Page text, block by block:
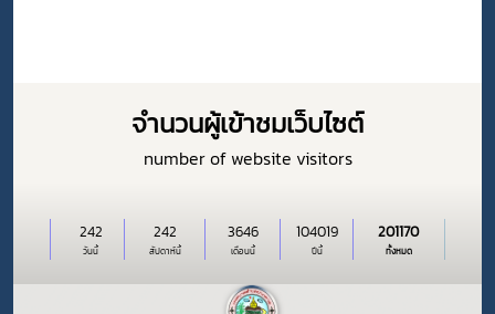
จำนวนผู้เข้าชมเว็บไซต์
number of website visitors
วันนี้
242
สัปดาห์นี้
242
เดือนนี้
3646
ปีนี้
104019
ทั้งหมด
201170